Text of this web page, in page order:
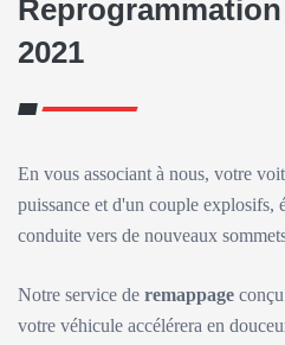
2021
En vous associant à nous, votre
puissance et d'un couple explosifs,
conduite vers de nouveaux
Notre service de remappage
votre véhicule accélérera en